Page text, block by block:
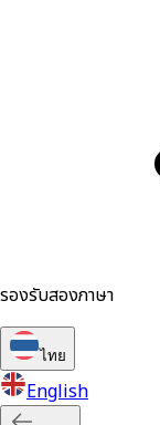
รองรับสองภาษา
ไทย
English